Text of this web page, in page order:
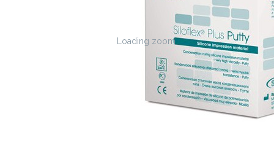
Loading zoom